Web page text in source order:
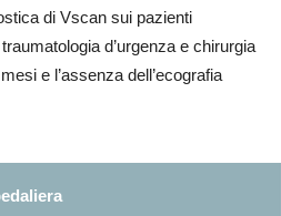
di Vscan sui pazienti
d’urgenza e chirurgia
e l’assenza dell’ecografia